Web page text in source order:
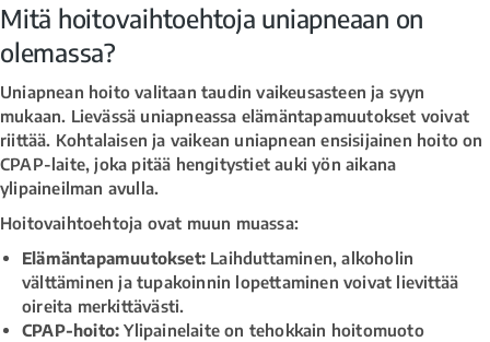
Mitä hoitovaihtoehtoja uniapneaan on
olemassa?
Uniapnean hoito valitaan taudin vaikeusasteen ja syyn
mukaan. Lievässä uniapneassa elämäntapamuutokset voivat
riittää. Kohtalaisen ja vaikean uniapnean ensisijainen hoito on
CPAP-laite, joka pitää hengitystiet auki yön aikana
ylipaineilman avulla.
Hoitovaihtoehtoja ovat muun muassa:
Elämäntapamuutokset: Laihduttaminen, alkoholin
välttäminen ja tupakoinnin lopettaminen voivat lievittää
oireita merkittävästi.
CPAP-hoito: Ylipainelaite on tehokkain hoitomuoto